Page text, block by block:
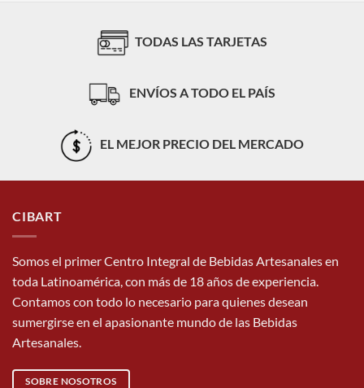
TODAS LAS TARJETAS
ENVÍOS A TODO EL PAÍS
EL MEJOR PRECIO DEL MERCADO
CIBART
Somos el primer Centro Integral de Bebidas Artesanales en
toda Latinoamérica, con más de 18 años de experiencia.
Contamos con todo lo necesario para quienes desean
sumergirse en el apasionante mundo de las Bebidas
Artesanales.
SOBRE NOSOTROS